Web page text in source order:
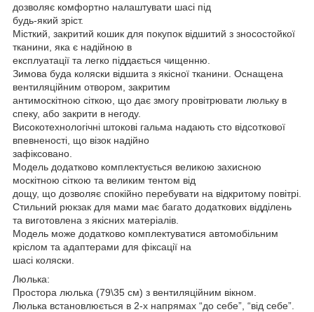
дозволяє комфортно налаштувати шасі під
будь-який зріст.
Місткий, закритий кошик для покупок відшитий з зносостойкої
тканини, яка є надійною в
експлуатації та легко піддається чищенню.
Зимова буда коляски відшита з якісної тканини. Оснащена
вентиляційним отвором, закритим
антимоскітною сіткою, що дає змогу провітрювати люльку в
спеку, або закрити в негоду.
Високотехнологічні штокові гальма надають сто відсоткової
впевненості, що візок надійно
зафіксовано.
Модель додатково комплектується великою захисною
москітною сіткою та великим тентом від
дощу, що дозволяє спокійно перебувати на відкритому повітрі.
Стильний рюкзак для мами має багато додаткових відділень
та виготовлена з якісних матеріалів.
Модель може додатково комплектуватися автомобільним
кріслом та адаптерами для фіксації на
шасі коляски.
Люлька:
Простора люлька (79\35 см) з вентиляційним вікном.
Люлька встановлюється в 2-х напрямах “до себе”, “від себе”.